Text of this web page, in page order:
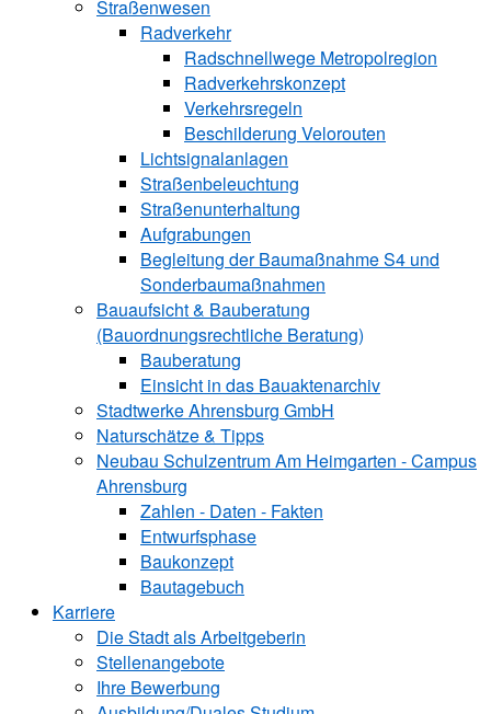
Straßenwesen
Radverkehr
Radschnellwege Metropolregion
Radverkehrskonzept
Verkehrsregeln
Beschilderung Velorouten
Lichtsignalanlagen
Straßenbeleuchtung
Straßenunterhaltung
Aufgrabungen
Begleitung der Baumaßnahme S4 und
Sonderbaumaßnahmen
Bauaufsicht & ­Bauberatung
(Bauordnungsrechtliche Beratung)
Bauberatung
Einsicht in das Bauaktenarchiv
Stadtwerke ­Ahrensburg GmbH
Naturschätze & Tipps
Neubau Schulzentrum Am Heimgarten - Campus
Ahrensburg
Zahlen - Daten - Fakten
Entwurfsphase
Baukonzept
Bautagebuch
Karriere
Die Stadt als Arbeitgeberin
Stellenangebote
Ihre Bewerbung